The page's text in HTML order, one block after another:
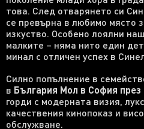
това. След отварянето си
се превърна в любимо място
изкуство. Особено лоялни
малките – няма нито един
минал с отличен успех в
Силно попълнение в
в България Мол в София през
горди с модерната визия,
качествения кинопоказ и
обслужване.